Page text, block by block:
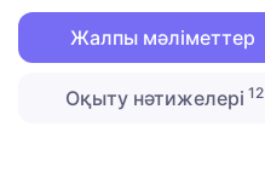
Жалпы мәліметтер
Оқыту нәтижелері 12